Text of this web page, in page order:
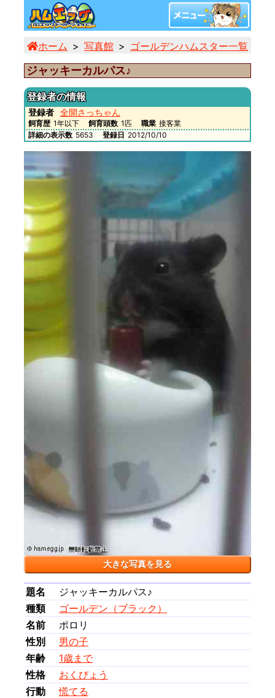
ホーム 写真館 ゴールデンハムスター一覧
ジャッキーカルパス♪
登録者の情報
登録者 全開さっちゃん
飼育歴 1年以下 飼育頭数 1匹 職業 接客業
詳細の表示数 5653 登録日 2012/10/10
大きな写真を見る
題名
ジャッキーカルパス♪
種類
ゴールデン（ブラック）
名前
ポロリ
性別
男の子
年齢
1歳まで
性格
おくびょう
行動
慌てる